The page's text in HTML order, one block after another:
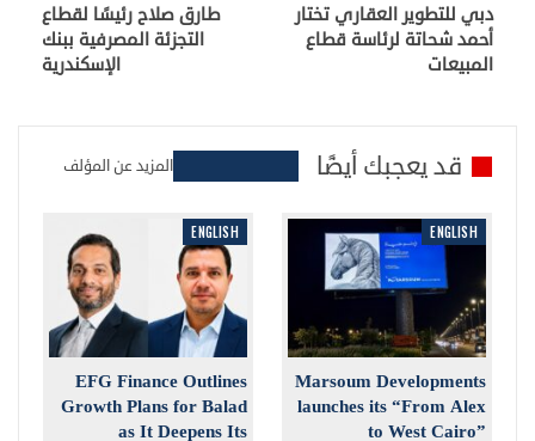
دبي للتطوير العقاري تختار
أحمد شحاتة لرئاسة قطاع
المبيعات
طارق صلاح رئيسًا لقطاع
التجزئة المصرفية ببنك
الإسكندرية
قد يعجبك أيضًا المزيد عن المؤلف
ENGLISH
Marsoum Developments
launches its “From Alex
to West Cairo”
ENGLISH
EFG Finance Outlines
Growth Plans for Balad
as It Deepens Its